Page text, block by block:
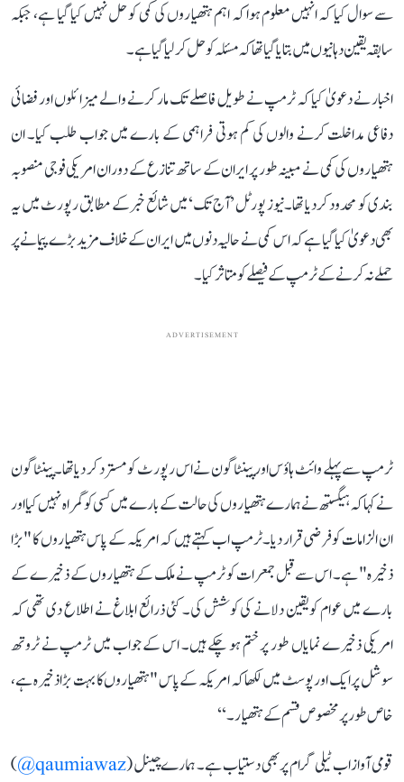
سے سوال کیا کہ انہیں معلوم ہوا کہ اہم ہتھیاروں کی کمی کو حل نہیں کیا گیا ہے، جبکہ
سابقہ ​​یقین دہانیوں میں بتا یا گیا تھا کہ مسئلہ کو حل کر لیا گیا ہے۔
اخبار نے دعویٰ کیا کہ ٹرمپ نے طویل فاصلے تک مار کرنے والے میزائلوں اور فضائی
دفاعی مداخلت کرنے والوں کی کم ہوتی فراہمی کے بارے میں جواب طلب کیا۔ ان
ہتھیاروں کی کمی نے مبینہ طور پر ایران کے ساتھ تنازع کے دوران امریکی فوجی منصوبہ
بندی کو محدود کر دیا تھا۔نیوز پورٹل ’آج تک‘ میں شائع خبر کے مطابق رپورٹ میں یہ
بھی دعویٰ کیا گیا ہے کہ اس کمی نے حالیہ دنوں میں ایران کے خلاف مزید بڑے پیمانے پر
حملے نہ کرنے کے ٹرمپ کے فیصلے کو متاثر کیا۔
ADVERTISEMENT
ٹرمپ سے پہلے وائٹ ہاؤس اور پینٹاگون نے اس رپورٹ کو مسترد کر دیا تھا۔ پینٹاگون
نے کہا کہ ہیگستھ نے ہمارے ہتھیاروں کی حالت کے بارے میں کسی کو گمراہ نہیں کیا اور
ان الزامات کو فرضی قرار دیا۔ٹرمپ اب کہتے ہیں کہ امریکہ کے پاس ہتھیاروں کا "بڑا
ذخیرہ" ہے۔ اس سے قبل جمعرات کو ٹرمپ نے ملک کے ہتھیاروں کے ذخیرے کے
بارے میں عوام کو یقین دلانے کی کوشش کی۔ کئی ذرائع ابلاغ نے اطلاع دی تھی کہ
امریکی ذخیرے نمایاں طور پر ختم ہو چکے ہیں۔ اس کے جواب میں ٹرمپ نے ٹروتھ
سوشل پر ایک اور پوسٹ میں لکھا کہ امریکہ کے پاس "ہتھیاروں کا بہت بڑا ذخیرہ ہے،
خاص طور پر مخصوص قسم کے ہتھیار۔‘‘
قومی آواز اب ٹیلی گرام پر بھی دستیاب ہے۔ ہمارے چینل (qaumiawaz@
)